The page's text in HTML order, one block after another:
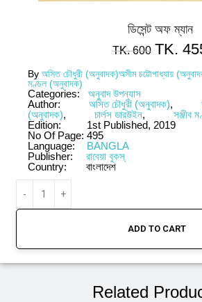
ডিসেন্ট অফ ম্যান
TK.600 TK.
By অসিত চৌধুরী (অনুবাদক)অসীম চট্টোপাধ্যায়
মণ্ডল (অনুবাদক)
Categories:
অনুবাদ উপন্যাস
Author:
অসিত চৌধুরী (অনুবাদক),
(অনুবাদক), চার্লস ডারউইন,
সঞ্জীব
Edition:
1st Published, 2019
No Of Page: 495
Language:
BANGLA
Publisher:
রাবেয়া বুকস্
Country:
বাংলাদেশ
ADD TO CART
Related